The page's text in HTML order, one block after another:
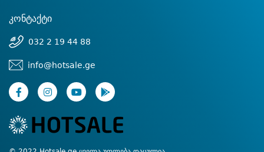
კონტაქტი
032 2 19 44 88
info@hotsale.ge